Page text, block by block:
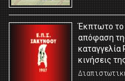
Έκπτωτο το
απόφαση
καταγγελία
κινήσεις